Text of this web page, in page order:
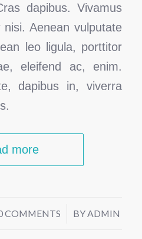
dapibus. Vivamus
Aenean vulputate
leo ligula, porttitor
eleifend ac, enim.
dapibus in, viverra
more
COMMENTS
/ BY ADMIN